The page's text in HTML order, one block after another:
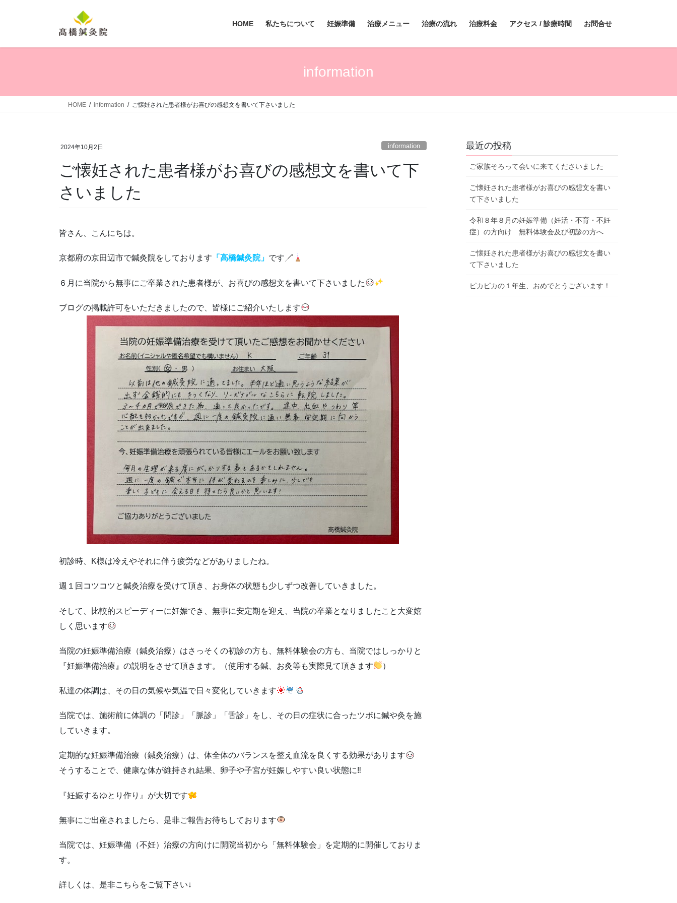
HOME 私たちについて 妊娠準備 治療メニュー 治療の流れ 治療料金 アクセス / 診療時間 お問合せ
information
HOME information ご懐妊された患者様がお喜びの感想文を書いて下さいました
2024年10月2日 information
ご懐妊された患者様がお喜びの感想文を書いて下
さいました
皆さん、こんにちは。
京都府の京田辺市で鍼灸院をしております 「高橋鍼灸院」 です
６月に当院から無事にご卒業された患者様が、お喜びの感想文を書いて下さいました
ブログの掲載許可をいただきましたので、皆様にご紹介いたします
初診時、K様は冷えやそれに伴う疲労などがありましたね。
週１回コツコツと鍼灸治療を受けて頂き、お身体の状態も少しずつ改善していきました。
そして、比較的スピーディーに妊娠でき、無事に安定期を迎え、当院の卒業となりましたこと大変嬉
しく思います
当院の妊娠準備治療（鍼灸治療）はさっそくの初診の方も、無料体験会の方も、当院ではしっかりと
『妊娠準備治療』の説明をさせて頂きます。（使用する鍼、お灸等も実際見て頂きます
）
私達の体調は、その日の気候や気温で日々変化していきます
当院では、施術前に体調の「問診」「脈診」「舌診」をし、その日の症状に合ったツボに鍼や灸を施
していきます。
定期的な妊娠準備治療（鍼灸治療）は、体全体のバランスを整え血流を良くする効果があります
そうすることで、健康な体が維持され結果、卵子や子宮が妊娠しやすい良い状態に‼︎
『妊娠するゆとり作り』 が大切です
無事にご出産されましたら、是非ご報告お待ちしております
当院では、妊娠準備（不妊）治療の方向けに開院当初から「無料体験会」を定期的に開催しておりま
す。
詳しくは、是非こちらをご覧下さい↓
最近の投稿
ご家族そろって会いに来てくださいました
ご懐妊された患者様がお喜びの感想文を書い
て下さいました
令和８年８月の妊娠準備（妊活・不育・不妊
症）の方向け 無料体験会及び初診の方へ
ご懐妊された患者様がお喜びの感想文を書い
て下さいました
ピカピカの１年生、おめでとうございます！